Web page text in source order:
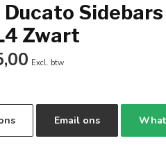
Zwart
Excl. btw
Email ons